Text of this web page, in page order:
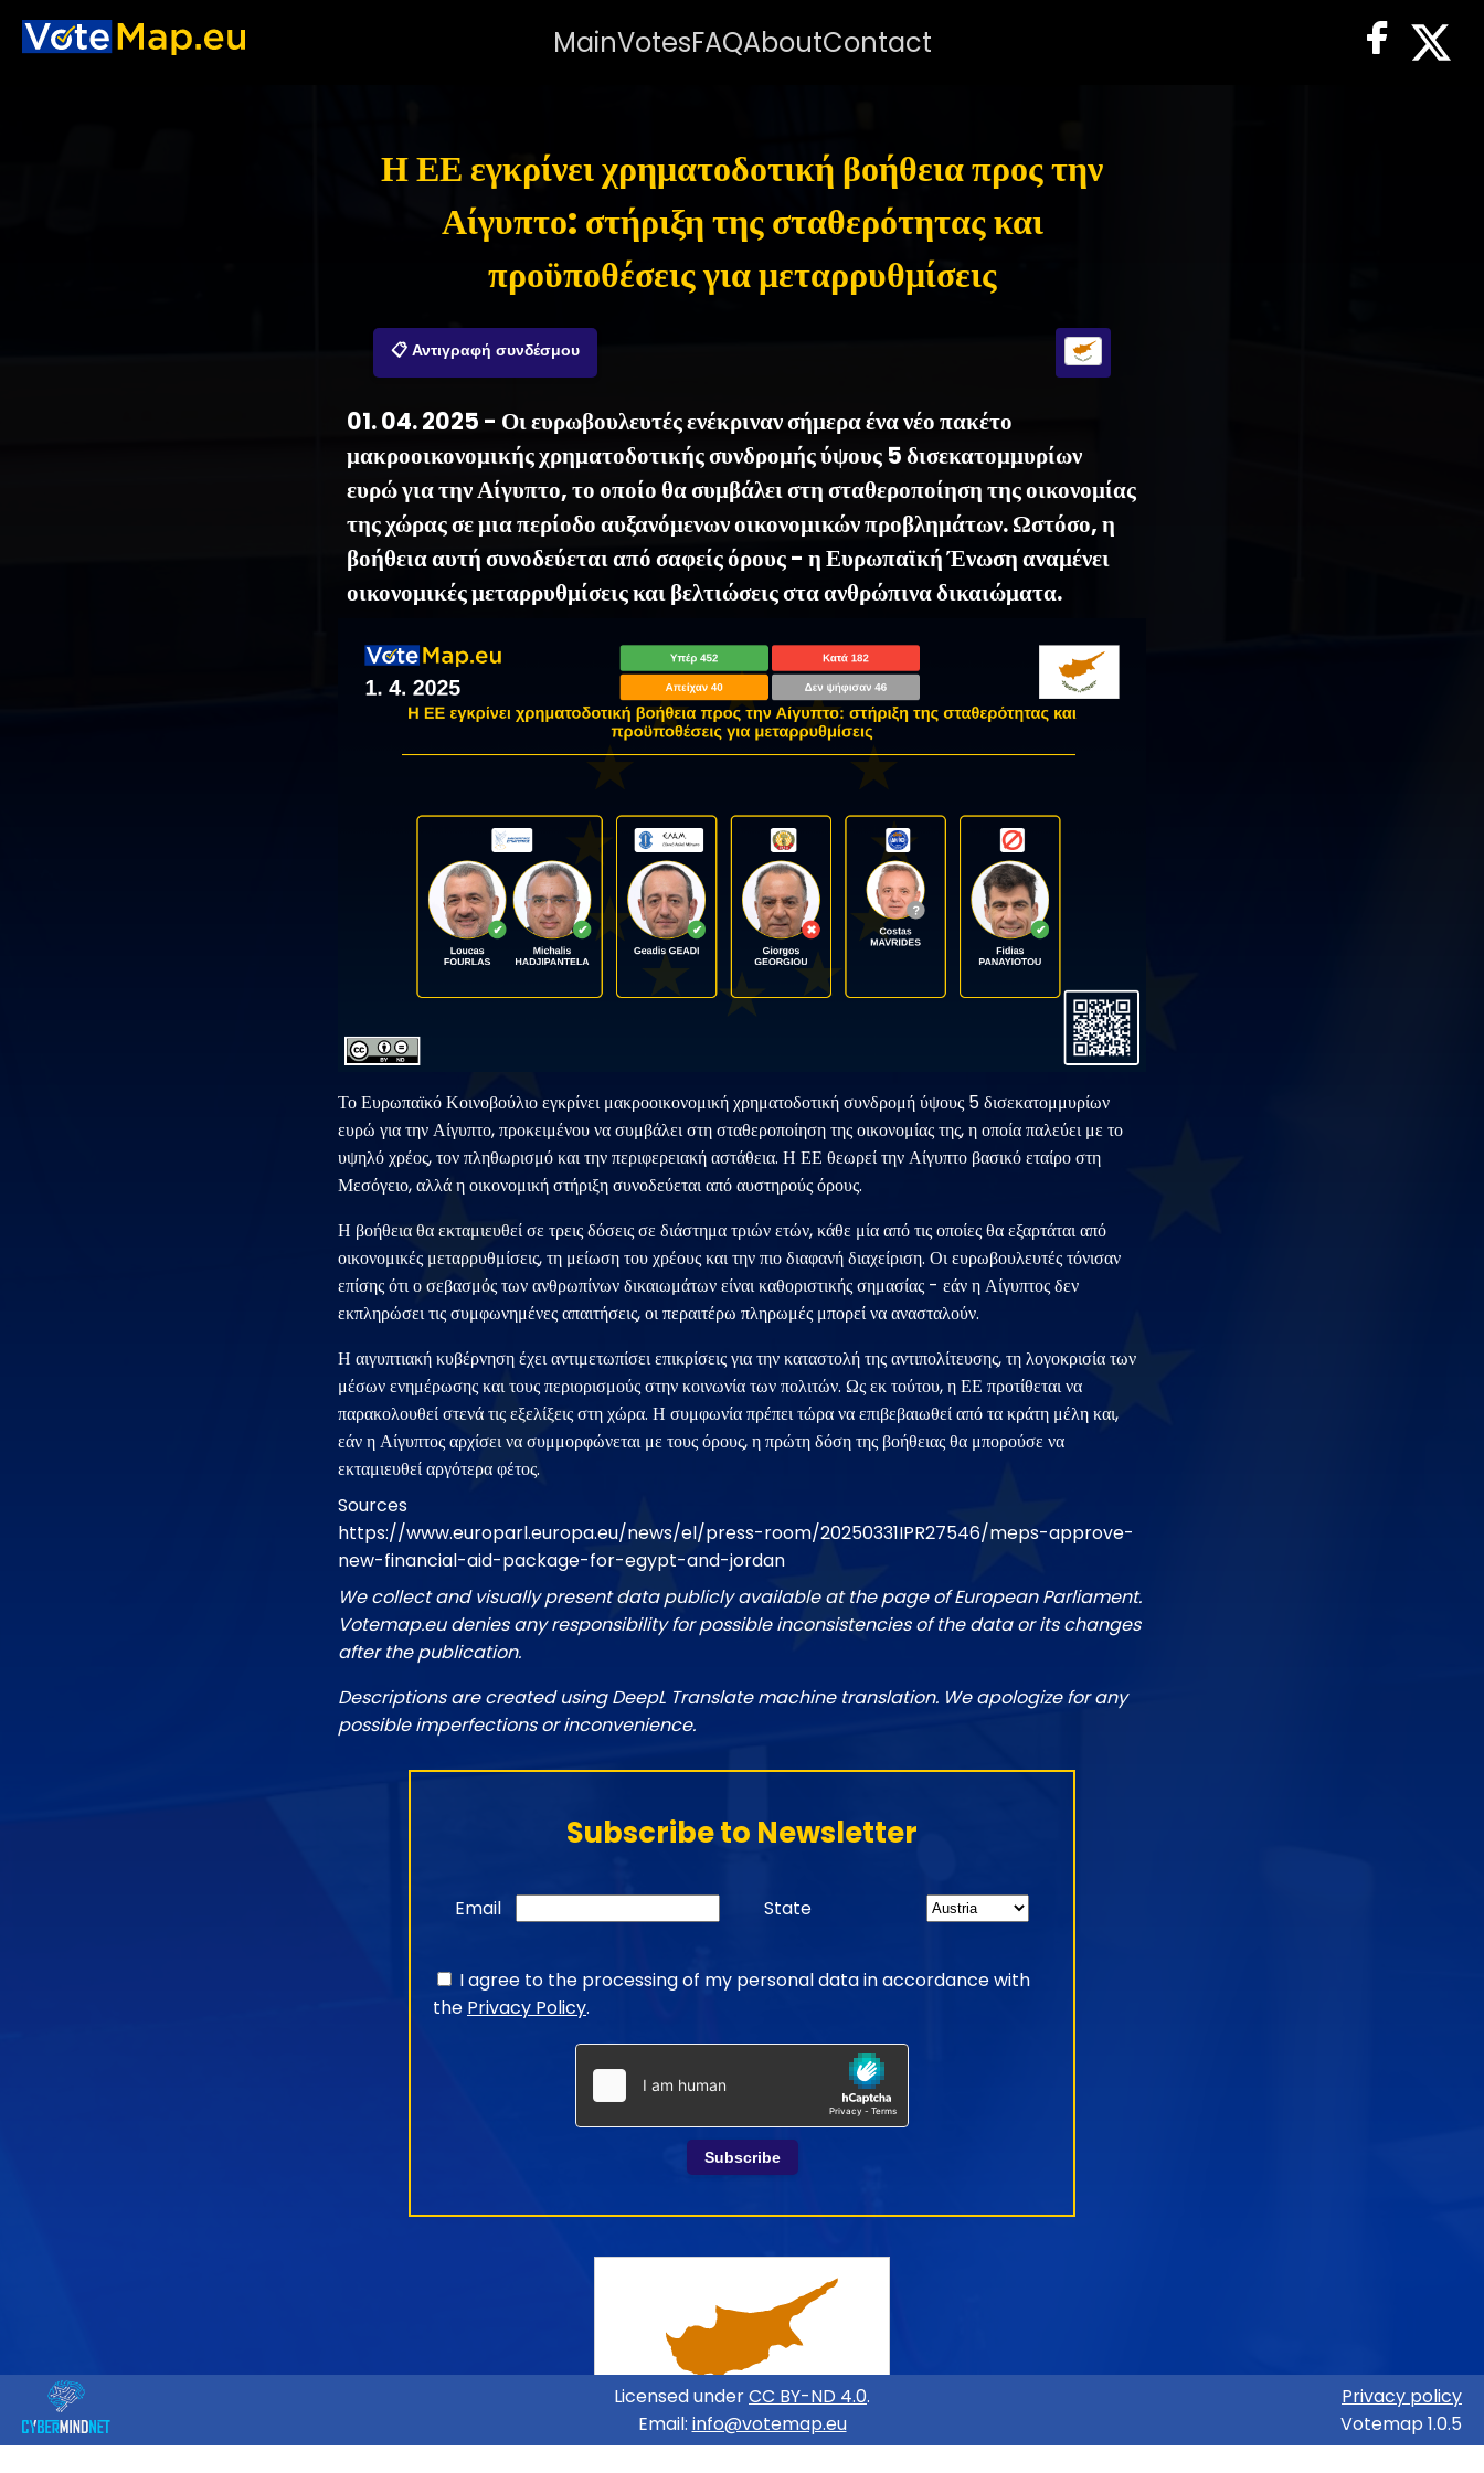
MainVotesFAQAboutContact
Η ΕΕ εγκρίνει χρηματοδοτική βοήθεια προς την
Αίγυπτο: στήριξη της σταθερότητας και
προϋποθέσεις για μεταρρυθμίσεις
📋 Αντιγραφή συνδέσμου
01. 04. 2025 - Οι ευρωβουλευτές ενέκριναν σήμερα ένα νέο πακέτο
μακροοικονομικής χρηματοδοτικής συνδρομής ύψους 5 δισεκατομμυρίων
ευρώ για την Αίγυπτο, το οποίο θα συμβάλει στη σταθεροποίηση της οικονομίας
της χώρας σε μια περίοδο αυξανόμενων οικονομικών προβλημάτων. Ωστόσο, η
βοήθεια αυτή συνοδεύεται από σαφείς όρους - η Ευρωπαϊκή Ένωση αναμένει
οικονομικές μεταρρυθμίσεις και βελτιώσεις στα ανθρώπινα δικαιώματα.
Το Ευρωπαϊκό Κοινοβούλιο εγκρίνει μακροοικονομική χρηματοδοτική συνδρομή ύψους 5 δισεκατομμυρίων
ευρώ για την Αίγυπτο, προκειμένου να συμβάλει στη σταθεροποίηση της οικονομίας της, η οποία παλεύει με το
υψηλό χρέος, τον πληθωρισμό και την περιφερειακή αστάθεια. Η ΕΕ θεωρεί την Αίγυπτο βασικό εταίρο στη
Μεσόγειο, αλλά η οικονομική στήριξη συνοδεύεται από αυστηρούς όρους.
Η βοήθεια θα εκταμιευθεί σε τρεις δόσεις σε διάστημα τριών ετών, κάθε μία από τις οποίες θα εξαρτάται από
οικονομικές μεταρρυθμίσεις, τη μείωση του χρέους και την πιο διαφανή διαχείριση. Οι ευρωβουλευτές τόνισαν
επίσης ότι ο σεβασμός των ανθρωπίνων δικαιωμάτων είναι καθοριστικής σημασίας - εάν η Αίγυπτος δεν
εκπληρώσει τις συμφωνημένες απαιτήσεις, οι περαιτέρω πληρωμές μπορεί να ανασταλούν.
Η αιγυπτιακή κυβέρνηση έχει αντιμετωπίσει επικρίσεις για την καταστολή της αντιπολίτευσης, τη λογοκρισία των
μέσων ενημέρωσης και τους περιορισμούς στην κοινωνία των πολιτών. Ως εκ τούτου, η ΕΕ προτίθεται να
παρακολουθεί στενά τις εξελίξεις στη χώρα. Η συμφωνία πρέπει τώρα να επιβεβαιωθεί από τα κράτη μέλη και,
εάν η Αίγυπτος αρχίσει να συμμορφώνεται με τους όρους, η πρώτη δόση της βοήθειας θα μπορούσε να
εκταμιευθεί αργότερα φέτος.
Sources
https://www.europarl.europa.eu/news/el/press-room/20250331IPR27546/meps-approve-
new-financial-aid-package-for-egypt-and-jordan
We collect and visually present data publicly available at the page of European Parliament.
Votemap.eu denies any responsibility for possible inconsistencies of the data or its changes
after the publication.
Descriptions are created using DeepL Translate machine translation. We apologize for any
possible imperfections or inconvenience.
Subscribe to Newsletter
Email State
I agree to the processing of my personal data in accordance with
the Privacy Policy.
Subscribe
Licensed underCC BY-ND 4.0.
Email: info@votemap.eu
Privacy policy
Votemap 1.0.5